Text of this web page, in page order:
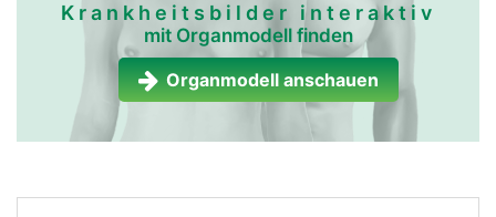
Krankheitsbilder interaktiv
mit Organmodell finden
Organmodell anschauen